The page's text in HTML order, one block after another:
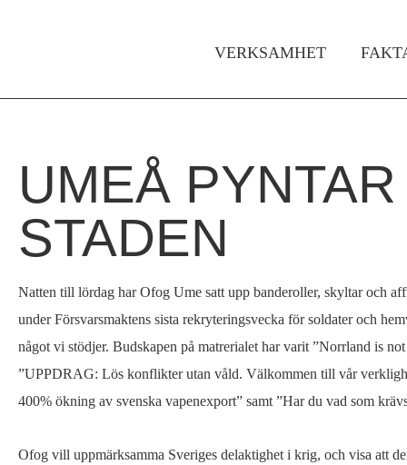
Huvudmeny
VERKSAMHET
är
här
Hem
›
Om
Ofog
UMEÅ PYNTAR
STADEN
Natten till lördag har Ofog Ume satt upp banderoller, skyltar och
under Försvarsmaktens sista rekryteringsvecka för soldater och
något vi stödjer. Budskapen på matrerialet har varit ”Norrland is
”UPPDRAG: Lös konflikter utan våld. Välkommen till vår
400% ökning av svenska vapenexport” samt ”Har du vad som
Ofog vill uppmärksamma Sveriges delaktighet i krig, och visa att